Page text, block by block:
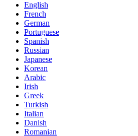
English
French
German
Portuguese
Spanish
Russian
Japanese
Korean
Arabic
Irish
Greek
Turkish
Italian
Danish
Romanian